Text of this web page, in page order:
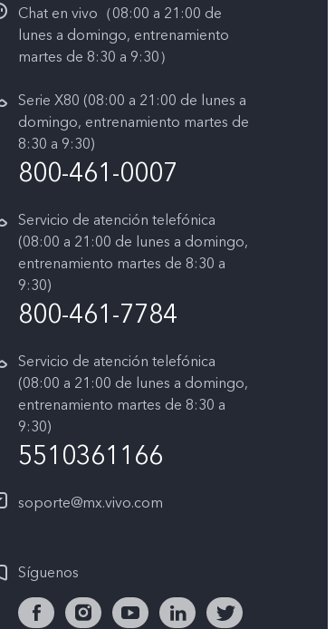
Chat en vivo（08:00 a 21:00 de
lunes a domingo, entrenamiento
martes de 8:30 a 9:30）
Serie X80 (08:00 a 21:00 de lunes a
domingo, entrenamiento martes de
8:30 a 9:30)
800-461-0007
Servicio de atención telefónica
(08:00 a 21:00 de lunes a domingo,
entrenamiento martes de 8:30 a
9:30)
800-461-7784
Servicio de atención telefónica
(08:00 a 21:00 de lunes a domingo,
entrenamiento martes de 8:30 a
9:30)
5510361166
soporte@mx.vivo.com
Síguenos